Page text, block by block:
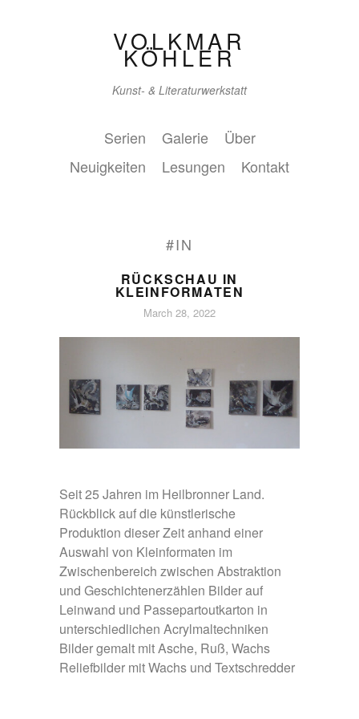
VOLKMAR
KÖHLER
Kunst- & Literaturwerkstatt
Serien Galerie
Über
Neuigkeiten
Lesungen Kontakt
#IN
RÜCKSCHAU IN
KLEINFORMATEN
March 28, 2022
Seit 25 Jahren im Heilbronner Land.
Rückblick auf die künstlerische
Produktion dieser Zeit anhand einer
Auswahl von Kleinformaten im
Zwischenbereich zwischen Abstraktion
und Geschichtenerzählen Bilder auf
Leinwand und Passepartoutkarton in
unterschiedlichen Acrylmaltechniken
Bilder gemalt mit Asche, Ruß, Wachs
Reliefbilder mit Wachs und Textschredder